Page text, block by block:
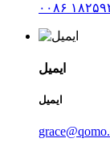
ایمیل
ایمیل